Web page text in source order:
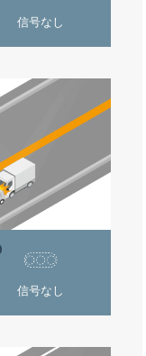
信号なし
信号なし